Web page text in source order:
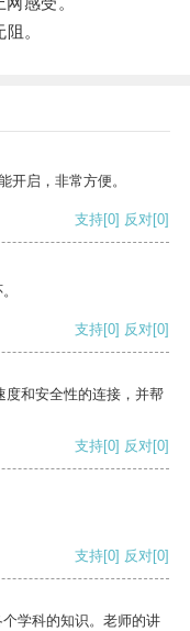
。
开启，非常方便。
支持[0] 反对[0]
支持[0] 反对[0]
度和安全性的连接，并帮
支持[0] 反对[0]
支持[0] 反对[0]
学科的知识。老师的讲